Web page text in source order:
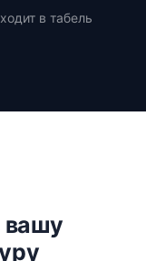
в табель
вашу